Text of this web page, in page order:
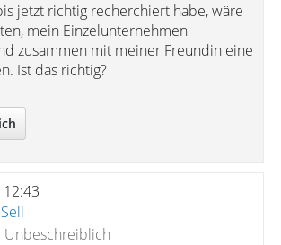
jetzt richtig recherchiert habe, wäre
mein Einzelunternehmen
zusammen mit meiner Freundin eine
Ist das richtig?
Unbeschreiblich